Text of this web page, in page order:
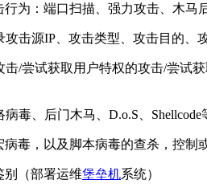
：端口扫描、强力攻击、木马
源IP、攻击类型、攻击目的、
尝试获取用户特权的攻击/尝试获
、后门木马、D.o.S、Shellcode
，以及脚本病毒的查杀，控制
（部署运维堡垒机系统）